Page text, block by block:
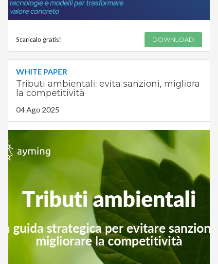
Scaricalo gratis! DOWNLOAD
WHITE PAPER
Tributi ambientali: evita sanzioni, migliora
la competitività
04 Ago 2025